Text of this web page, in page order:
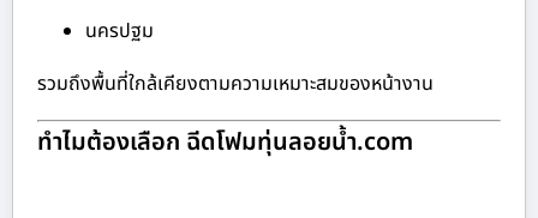
นครปฐม
รวมถึงพื้นที่ใกล้เคียงตามความเหมาะสมของหน้างาน
ทำไมต้องเลือก ฉีดโฟมทุ่นลอยน้ำ.com